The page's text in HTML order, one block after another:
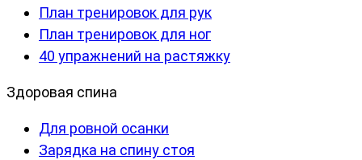
План тренировок для рук
План тренировок для ног
40 упражнений на растяжку
Здоровая спина
Для ровной осанки
Зарядка на спину стоя